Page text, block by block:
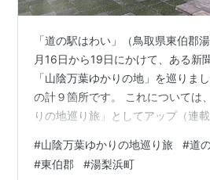
「道の駅はわい」（鳥取県東伯郡
月16日から19日にかけて、ある新
「山陰万葉ゆかりの地」を巡りま
の計９箇所です。 これについては
りの地巡り旅」としてアップ（連
ります。 現在、その箇所をアップ
のは、鳥取県東伯郡琴浦町にある
#山陰万葉ゆかりの地巡り旅 #道
#東伯郡 #湯梨浜町